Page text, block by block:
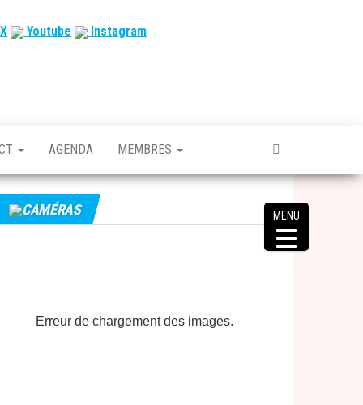
Youtube Instagram
AGENDA MEMBRES
CAMÉRAS
Erreur de chargement des images.
MENU